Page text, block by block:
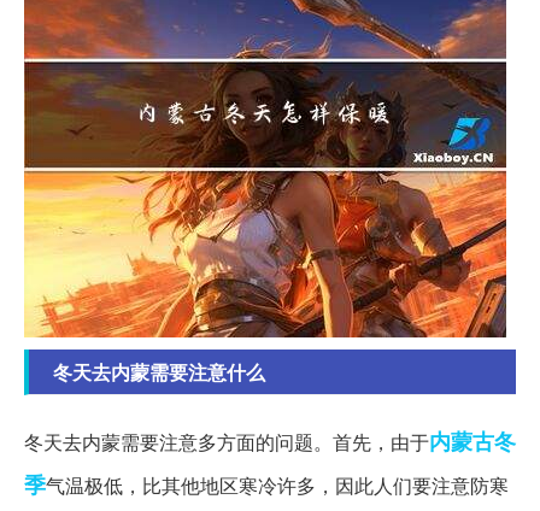
冬天去内蒙需要注意什么
冬天去内蒙需要注意多方面的问题。首先，由于内蒙古冬
季气温极低，比其他地区寒冷许多，因此人们要注意防寒